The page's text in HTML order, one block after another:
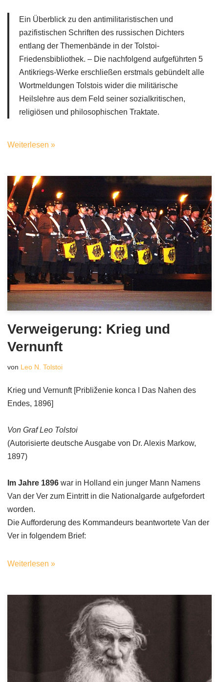
Ein Überblick zu den antimilitaristischen und
pazifistischen Schriften des russischen Dichters
entlang der Themenbände in der Tolstoi-
Friedensbibliothek. – Die nachfolgend aufgeführten 5
Antikriegs-Werke erschließen erstmals gebündelt alle
Wortmeldungen Tolstois wider die militärische
Heilslehre aus dem Feld seiner sozialkritischen,
religiösen und philosophischen Traktate.
Weiterlesen »
Verweigerung: Krieg und
Vernunft
von Leo N. Tolstoi
Krieg und Vernunft [Približenie konca ǀ Das Nahen des
Endes, 1896]
Von Graf Leo Tolstoi
(Autorisierte deutsche Ausgabe von Dr. Alexis Markow,
1897)
Im Jahre 1896 war in Holland ein junger Mann Namens
Van der Ver zum Eintritt in die Nationalgarde aufgefordert
worden.
Die Aufforderung des Kommandeurs beantwortete Van der
Ver in folgendem Brief:
Weiterlesen »